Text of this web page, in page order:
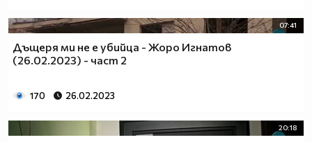
07:41
Дъщеря ми не е убийца - Жоро Игнатов
(26.02.2023) - част 2
170 26.02.2023
20:18